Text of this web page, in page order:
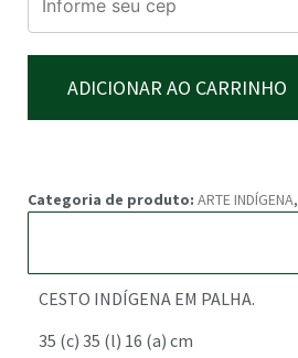
ADICIONAR AO CARRINHO
Categoria de produto: ARTE INDÍGENA,
CESTO INDÍGENA EM PALHA.
35 (c) 35 (l) 16 (a) cm